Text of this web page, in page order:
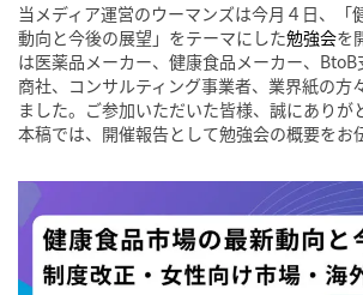
当メディア運営のウーマンズは今月４日、「
動向と今後の展望」をテーマにした勉強会を
は医薬品メーカー、健康食品メーカー、
商社、コンサルティング事業者、業界紙の方
ました。ご参加いただいた皆様、誠にありが
本稿では、開催報告として勉強会の概要をお